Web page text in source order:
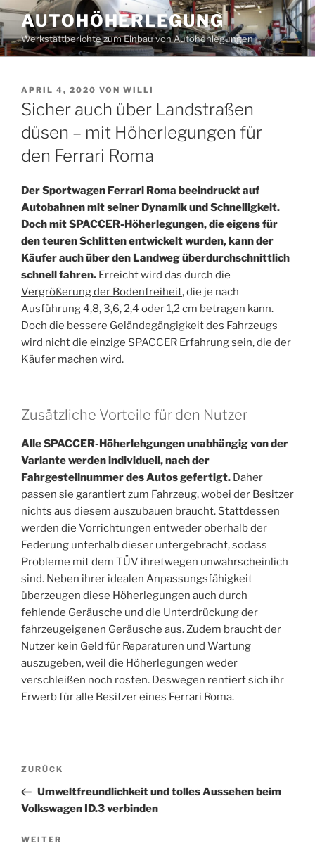
Zum
Inhalt
springen
AUTOHÖHERLEGUNG
Werkstattberichte zum Einbau von Autohöhlegungen
VERÖFFENTLICHT
AM
APRIL 4, 2020 VON WILLI
Sicher auch über Landstraßen
düsen – mit Höherlegungen für
den Ferrari Roma
Der Sportwagen Ferrari Roma beeindruckt auf
Autobahnen mit seiner Dynamik und Schnelligkeit.
Doch mit SPACCER-Höherlegungen, die eigens für
den teuren Schlitten entwickelt wurden, kann der
Käufer auch über den Landweg überdurchschnittlich
schnell fahren. Erreicht wird das durch die
Vergrößerung der Bodenfreiheit, die je nach
Ausführung 4,8, 3,6, 2,4 oder 1,2 cm betragen kann.
Doch die bessere Geländegängigkeit des Fahrzeugs
wird nicht die einzige SPACCER Erfahrung sein, die der
Käufer machen wird.
Zusätzliche Vorteile für den Nutzer
Alle SPACCER-Höherlehgungen unabhängig von der
Variante werden individuell, nach der
Fahrgestellnummer des Autos gefertigt. Daher
passen sie garantiert zum Fahrzeug, wobei der Besitzer
nichts aus diesem auszubauen braucht. Stattdessen
werden die Vorrichtungen entweder oberhalb der
Federung unterhalb dieser untergebracht, sodass
Probleme mit dem TÜV ihretwegen unwahrscheinlich
sind. Neben ihrer idealen Anpassungsfähigkeit
überzeugen diese Höherlegungen auch durch
fehlende Geräusche und die Unterdrückung der
fahrzeugeigenen Geräusche aus. Zudem braucht der
Nutzer kein Geld für Reparaturen und Wartung
auszugeben, weil die Höherlegungen weder
verschleißen noch rosten. Deswegen rentiert sich ihr
Erwerb für alle Besitzer eines Ferrari Roma.
Beitragsnavigation
Vorheriger
Beitrag
ZURÜCK
Umweltfreundlichkeit und tolles Aussehen beim
Volkswagen ID.3 verbinden
Nächster
WEITER